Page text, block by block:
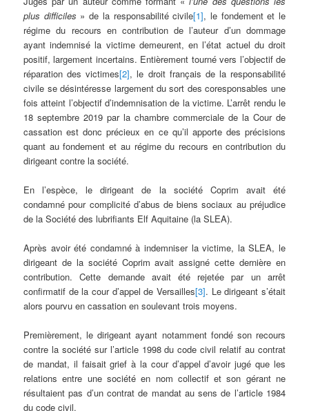
plus difficiles » de la responsabilité civile[1], le fondement et le
régime du recours en contribution de l’auteur d’un dommage
ayant indemnisé la victime demeurent, en l’état actuel du droit
positif, largement incertains. Entièrement tourné vers l’objectif de
réparation des victimes[2], le droit français de la responsabilité
civile se désintéresse largement du sort des coresponsables une
fois atteint l’objectif d’indemnisation de la victime. L’arrêt rendu le
18 septembre 2019 par la chambre commerciale de la Cour de
cassation est donc précieux en ce qu’il apporte des précisions
quant au fondement et au régime du recours en contribution du
dirigeant contre la société.
En l’espèce, le dirigeant de la société Coprim avait été
condamné pour complicité d’abus de biens sociaux au préjudice
de la Société des lubrifiants Elf Aquitaine (la SLEA).
Après avoir été condamné à indemniser la victime, la SLEA, le
dirigeant de la société Coprim avait assigné cette dernière en
contribution. Cette demande avait été rejetée par un arrêt
confirmatif de la cour d’appel de Versailles[3]. Le dirigeant s’était
alors pourvu en cassation en soulevant trois moyens.
Premièrement, le dirigeant ayant notamment fondé son recours
contre la société sur l’article 1998 du code civil relatif au contrat
de mandat, il faisait grief à la cour d’appel d’avoir jugé que les
relations entre une société en nom collectif et son gérant ne
résultaient pas d’un contrat de mandat au sens de l’article 1984
du code civil.